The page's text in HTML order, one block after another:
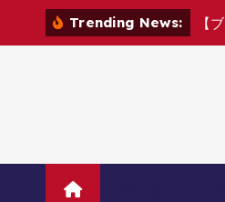
Trending News: 【ブ